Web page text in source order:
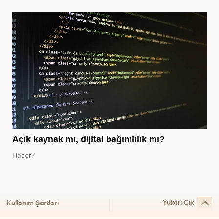
Açık kaynak mı, dijital bağımlılık mı?
Haber7
Kullanım Şartları Yukarı Çık